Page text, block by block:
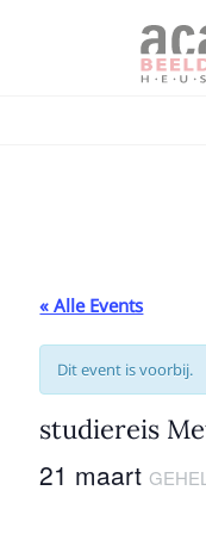
« Alle Events
Dit event is voorbij.
studiereis
21 maart